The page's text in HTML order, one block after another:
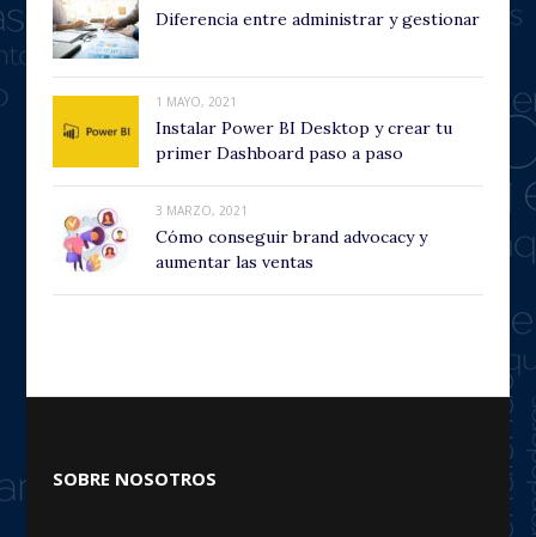
Diferencia entre administrar y gestionar
1 MAYO, 2021
Instalar Power BI Desktop y crear tu
primer Dashboard paso a paso
3 MARZO, 2021
Cómo conseguir brand advocacy y
aumentar las ventas
SOBRE NOSOTROS